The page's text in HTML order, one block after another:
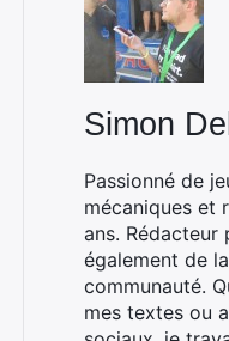
Simon
Passionné de
mécaniques et
ans.
également de
communauté.
mes textes ou